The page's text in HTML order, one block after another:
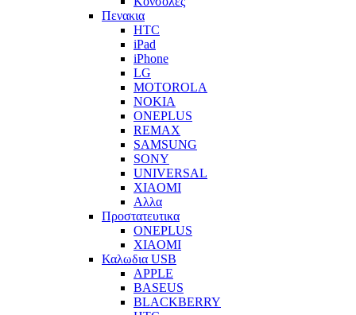
Πενακια
HTC
iPad
iPhone
LG
MOTOROLA
NOKIA
ONEPLUS
REMAX
SAMSUNG
SONY
UNIVERSAL
XIAOMI
Αλλα
Προστατευτικα
ONEPLUS
XIAOMI
Καλωδια USB
APPLE
BASEUS
BLACKBERRY